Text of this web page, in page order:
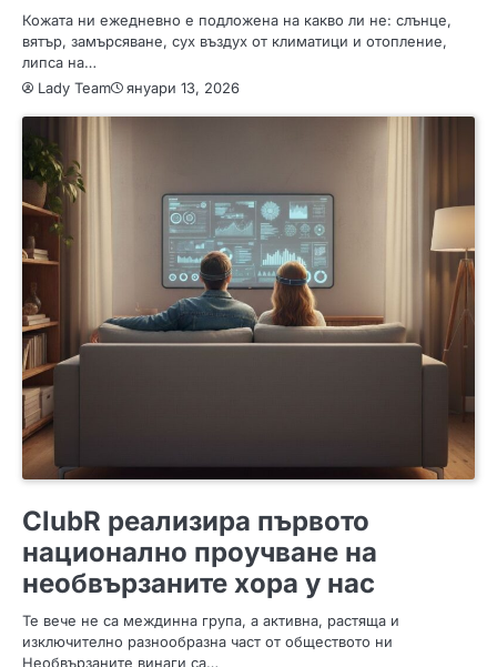
Кожата ни ежедневно е подложена на какво ли не: слънце,
вятър, замърсяване, сух въздух от климатици и отопление,
липса на…
Lady Team
януари 13, 2026
ClubR реализира първото
национално проучване на
необвързаните хора у нас
Те вече не са междинна група, а активна, растяща и
изключително разнообразна част от обществото ни
Необвързаните винаги са…